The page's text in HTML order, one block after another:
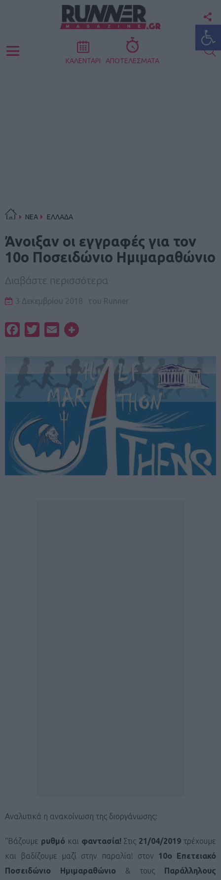
Menu ΚΑΛΕΝΤΑΡΙ ΑΠΟΤΕΛΕΣΜΑΤΑ
ΝΕΑ ΕΛΛΑΔΑ
Άνοιξαν οι εγγραφές για τον
10ο Ποσειδώνιο Ημιμαραθώνιο
Διαβάστε περισσότερα
3 Δεκεμβρίου 2018 του Runner
FacebookTwitterEmail
Αναλυτικά η ανακοίνωση της διοργάνωσης:
“Βάζουμε ρυθμό και φαντασία!Στις 21/04/2019 τρέχουμε
και βαδίζουμε μαζί στην παραλία! στον 10ο Επετειακό
Ποσειδώνιο Ημιμαραθώνιο & τους Παράλληλους